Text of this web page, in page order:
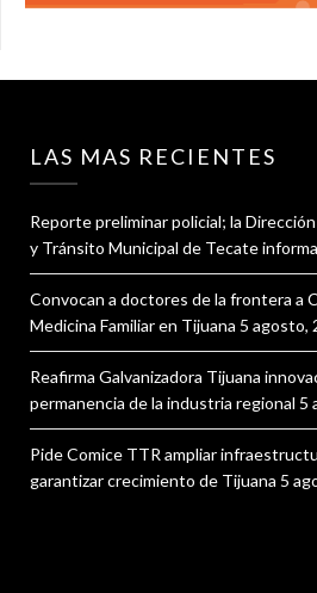
LAS MAS RECIENTES
Reporte preliminar policial; la
y Tránsito Municipal de Tecate informa
Convocan a doctores de la frontera a
Medicina Familiar en Tijuana 5 agosto,
Reafirma Galvanizadora Tijuana
permanencia de la industria regional 5
Pide Comice TTR ampliar
garantizar crecimiento de Tijuana 5